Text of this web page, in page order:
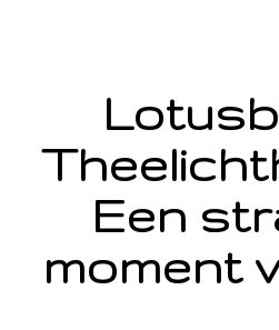
Een
moment